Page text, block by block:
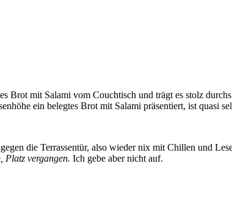
Brot mit Salami vom Couchtisch und trägt es stolz
ein belegtes Brot mit Salami präsentiert, ist quasi
gegen die Terrassentür, also wieder nix mit Chillen und
Platz vergangen. Ich gebe aber nicht auf.